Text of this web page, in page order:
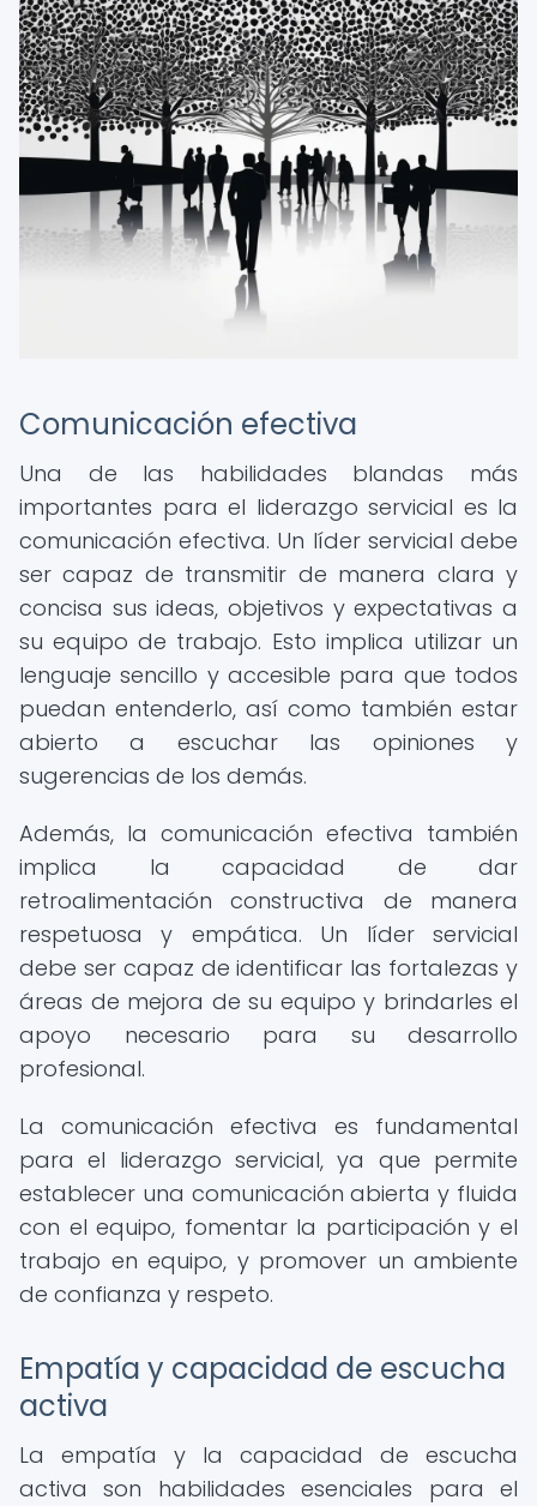
Comunicación efectiva
Una de las habilidades blandas más
importantes para el liderazgo servicial es la
comunicación efectiva. Un líder servicial debe
ser capaz de transmitir de manera clara y
concisa sus ideas, objetivos y expectativas a
su equipo de trabajo. Esto implica utilizar un
lenguaje sencillo y accesible para que todos
puedan entenderlo, así como también estar
abierto a escuchar las opiniones y
sugerencias de los demás.
Además, la comunicación efectiva también
implica la capacidad de dar
retroalimentación constructiva de manera
respetuosa y empática. Un líder servicial
debe ser capaz de identificar las fortalezas y
áreas de mejora de su equipo y brindarles el
apoyo necesario para su desarrollo
profesional.
La comunicación efectiva es fundamental
para el liderazgo servicial, ya que permite
establecer una comunicación abierta y fluida
con el equipo, fomentar la participación y el
trabajo en equipo, y promover un ambiente
de confianza y respeto.
Empatía y capacidad de escucha
activa
La empatía y la capacidad de escucha
activa son habilidades esenciales para el